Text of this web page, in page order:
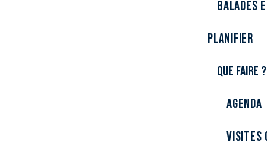
Balades
Planifier
Que faire ?
Agenda
Visites